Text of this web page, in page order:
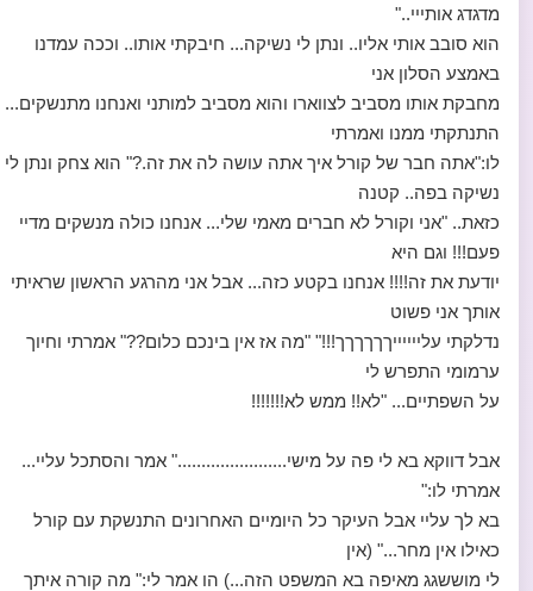
מדגדג אותייי.."
הוא סובב אותי אליו.. ונתן לי נשיקה... חיבקתי אותו.. וככה עמדנו
באמצע הסלון אני
מחבקת אותו מסביב לצווארו והוא מסביב למותני ואנחנו מתנשקים...
התנתקתי ממנו ואמרתי
לו:"אתה חבר של קורל איך אתה עושה לה את זה.?" הוא צחק ונתן לי
נשיקה בפה.. קטנה
כזאת.. "אני וקורל לא חברים מאמי שלי... אנחנו כולה מנשקים מדיי
פעם!!! וגם היא
יודעת את זה!!!! אנחנו בקטע כזה... אבל אני מהרגע הראשון שראיתי
אותך אני פשוט
נדלקתי עלייייייךךךךךך!!!" "מה אז אין בינכם כלום??" אמרתי וחיוך
ערמומי התפרש לי
על השפתיים... "לא!! ממש לא!!!!!!!
אבל דווקא בא לי פה על מישי......................." אמר והסתכל עליי...
אמרתי לו:"
בא לך עליי אבל העיקר כל היומיים האחרונים התנשקת עם קורל
כאילו אין מחר..." (אין
לי מוששגג מאיפה בא המשפט הזה...) הו אמר לי:" מה קורה איתך